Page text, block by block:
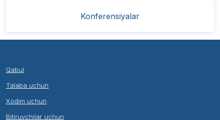
Konferensiyalar
Qabul
Talaba uchun
Xodim uchun
Bitiruvchilar uchun